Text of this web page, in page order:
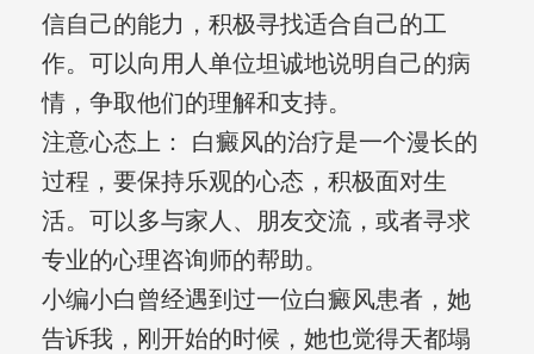
信自己的能力，积极寻找适合自己的工
作。可以向用人单位坦诚地说明自己的病
情，争取他们的理解和支持。
注意心态上： 白癜风的治疗是一个漫长的
过程，要保持乐观的心态，积极面对生
活。可以多与家人、朋友交流，或者寻求
专业的心理咨询师的帮助。
小编小白曾经遇到过一位白癜风患者，她
告诉我，刚开始的时候，她也觉得天都塌